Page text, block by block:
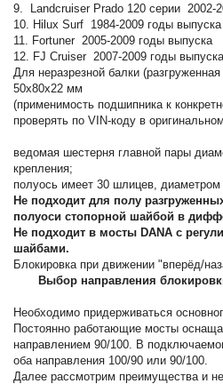
9. Landcruiser Prado 120 серии 2002-
10. Hilux Surf 1984-2009 годы выпуска
11. Fortuner 2005-2009 годы выпуска
12. FJ Cruiser 2007-2009 годы выпуска
Для неразрезной балки
50х80х22 мм
(применимость подшипника к
проверять по VIN-коду в
ведомая шестерня главной пары
крепления;
полуось имеет 30 шлицев, диаметром
Не подходит для полу
полуоси стопорной шайбой в
Не подходит в мосты DANA с
шайбами.
Блокировка при движении "вперёд/
Выбор направления
Необходимо придерживаться
Постоянно работающие мосты
направлением 90/100. В
оба направления 100/90 или 90/100.
Далее рассмотрим преимущества и